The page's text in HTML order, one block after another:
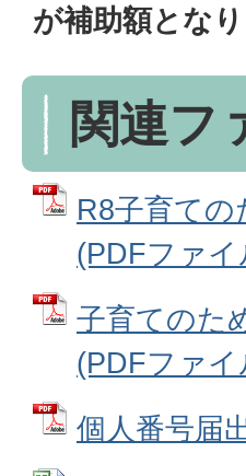
が補助額となり
関連フ
R8子育ての
(PDFファ
子育てのた
(PDFファ
個人番号届